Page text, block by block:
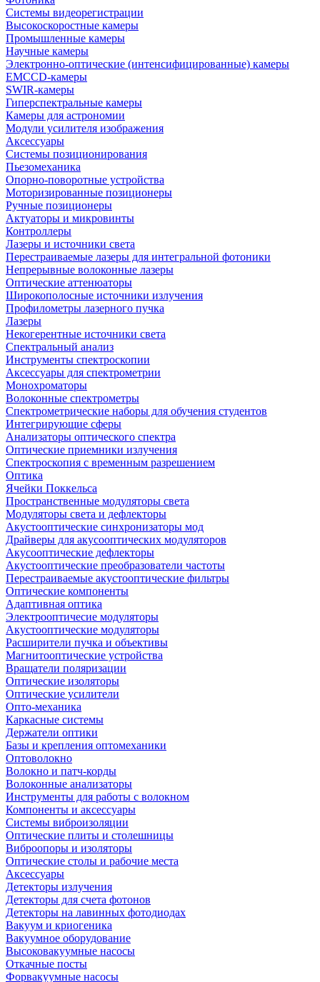
Cистемы видеорегистрации
Высокоскоростные камеры
Промышленные камеры
Научные камеры
Электронно-оптические (интенсифицированные) камеры
EMCCD-камеры
SWIR-камеры
Гиперспектральные камеры
Камеры для астрономии
Модули усилителя изображения
Аксессуары
Системы позиционирования
Пьезомеханика
Опорно-поворотные устройства
Моторизированные позиционеры
Ручные позиционеры
Актуаторы и микровинты
Контроллеры
Лазеры и источники света
Перестраиваемые лазеры для интегральной фотоники
Непрерывные волоконные лазеры
Оптические аттенюаторы
Широкополосные источники излучения
Профилометры лазерного пучка
Лазеры
Некогерентные источники света
Спектральный анализ
Инструменты спектроскопии
Аксессуары для спектрометрии
Монохроматоры
Волоконные спектрометры
Спектрометрические наборы для обучения студентов
Интегрирующие сферы
Анализаторы оптического спектра
Оптические приемники излучения
Спектроскопия с временным разрешением
Оптика
Ячейки Поккельса
Пространственные модуляторы света
Модуляторы света и дефлекторы
Акустооптические синхронизаторы мод
Драйверы для акусооптических модуляторов
Акусооптические дефлекторы
Акустооптические преобразователи частоты
Перестраиваемые акустооптические фильтры
Оптические компоненты
Адаптивная оптика
Электрооптичесие модуляторы
Акустооптические модуляторы
Расширители пучка и объективы
Магнитооптические устройства
Вращатели поляризации
Оптические изоляторы
Оптические усилители
Опто-механика
Каркасные системы
Держатели оптики
Базы и крепления оптомеханики
Оптоволокно
Волокно и патч-корды
Волоконные анализаторы
Инструменты для работы с волокном
Компоненты и аксессуары
Системы виброизоляции
Оптические плиты и столешницы
Виброопоры и изоляторы
Оптические столы и рабочие места
Аксессуары
Детекторы излучения
Детекторы для счета фотонов
Детекторы на лавинных фотодиодах
Вакуум и криогеника
Вакуумное оборудование
Высоковакуумные насосы
Откачные посты
Форвакуумные насосы